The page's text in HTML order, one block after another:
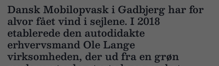
Dansk Mobilopvask i Gadbjerg har for
alvor fået vind i sejlene. I 2018
etablerede den autodidakte
erhvervsmand Ole Lange
virksomheden, der ud fra en grøn